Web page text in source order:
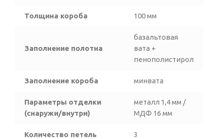
Толщина короба 100 мм
Заполнение полотна
базальтовая
вата +
пенополистирол
Заполнение короба минвата
Параметры отделки
(снаружи/внутри)
металл 1,4 мм /
МДФ 16 мм
Количество петель 3